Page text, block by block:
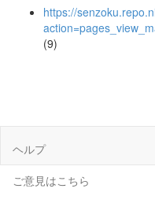
https://
(9)
ヘルプ
ご意見はこちら